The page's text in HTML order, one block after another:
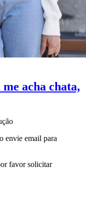
acha chata,
envie email para
favor solicitar